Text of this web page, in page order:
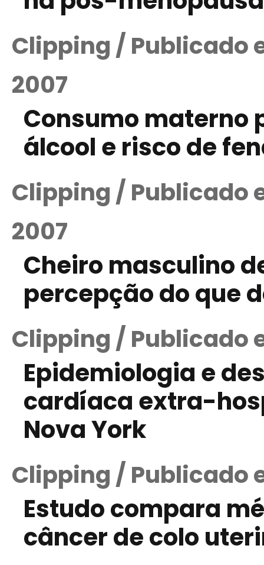
Clipping / Publicado
2007
Consumo materno
álcool e risco de
Clipping / Publicado
2007
Cheiro masculino
percepção do que
Clipping / Publicado
Epidemiologia e
cardíaca extra-
Nova York
Clipping / Publicado
Estudo compara
câncer de colo